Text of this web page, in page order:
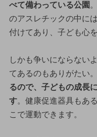
べて備わっている公園
のアスレチックの中に
付けてあり、子ども心
しかも争いにならない
てあるのもありがたい。
るので、子どもの成長
す。健康促進器具もあ
こで運動できます。